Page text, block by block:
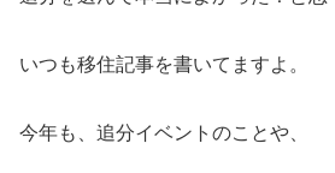
いつも移住記事を書いてますよ。
今年も、追分イベントのことや、